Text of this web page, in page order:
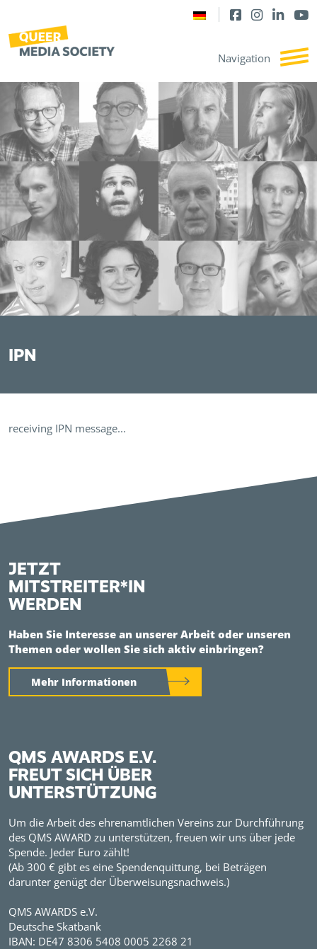
IPN
receiving IPN message...
JETZT
MITSTREITER*IN
WERDEN
Haben Sie Interesse an unserer Arbeit oder unseren
Themen oder wollen Sie sich aktiv einbringen?
Mehr Informationen
QMS AWARDS E.V.
FREUT SICH ÜBER
UNTERSTÜTZUNG
Um die Arbeit des ehrenamtlichen Vereins zur Durchführung
des QMS AWARD zu unterstützen, freuen wir uns über jede
Spende. Jeder Euro zählt!
(Ab 300 € gibt es eine Spendenquittung, bei Beträgen
darunter genügt der Überweisungsnachweis.)
QMS AWARDS e.V.
Deutsche Skatbank
IBAN: DE47 8306 5408 0005 2268 21